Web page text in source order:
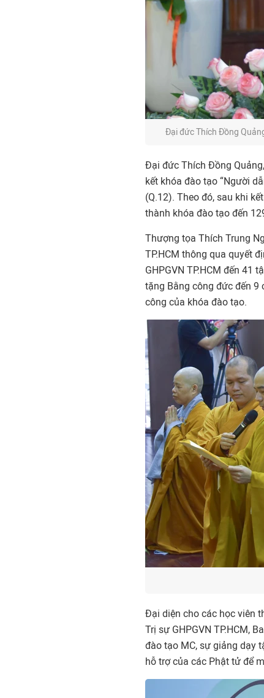
Đại đức Thích Đồng
Đại đức Thích Đồng
kết khóa đào tạo “Người
(Q.12). Theo đó, sau khi
thành khóa đào tạo đến
Thượng tọa Thích Trung
TP.HCM thông qua quyết
GHPGVN TP.HCM đến 41
tặng Bằng công đức đến 9
công của khóa đào tạo.
Đại diện cho các học viên
Trị sự GHPGVN TP.HCM,
đào tạo MC, sự giảng dạy
hỗ trợ của các Phật tử để